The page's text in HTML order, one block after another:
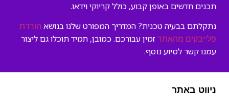
תכנים חדשים באופן קבוע, כולל קריוקי וידאו.
נתקלתם בבעיה טכנית? המדריך המפורט שלנו בנושא הורדת
פלייבקים מהאתר זמין עבורכם. כמובן, תמיד תוכלו גם ליצור
עמנו קשר לסיוע נוסף.
ניווט באתר